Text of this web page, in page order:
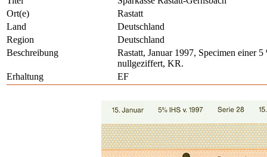
Ort(e)
Rastatt
Land
Deutschland
Region
Deutschland
Beschreibung
Rastatt, Januar 1997, Specimen einer
nullgeziffert, KR.
Erhaltung
EF